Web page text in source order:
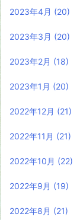
2023年4月 (20)
2023年3月 (20)
2023年2月 (18)
2023年1月 (20)
2022年12月 (21)
2022年11月 (21)
2022年10月 (22)
2022年9月 (19)
2022年8月 (21)